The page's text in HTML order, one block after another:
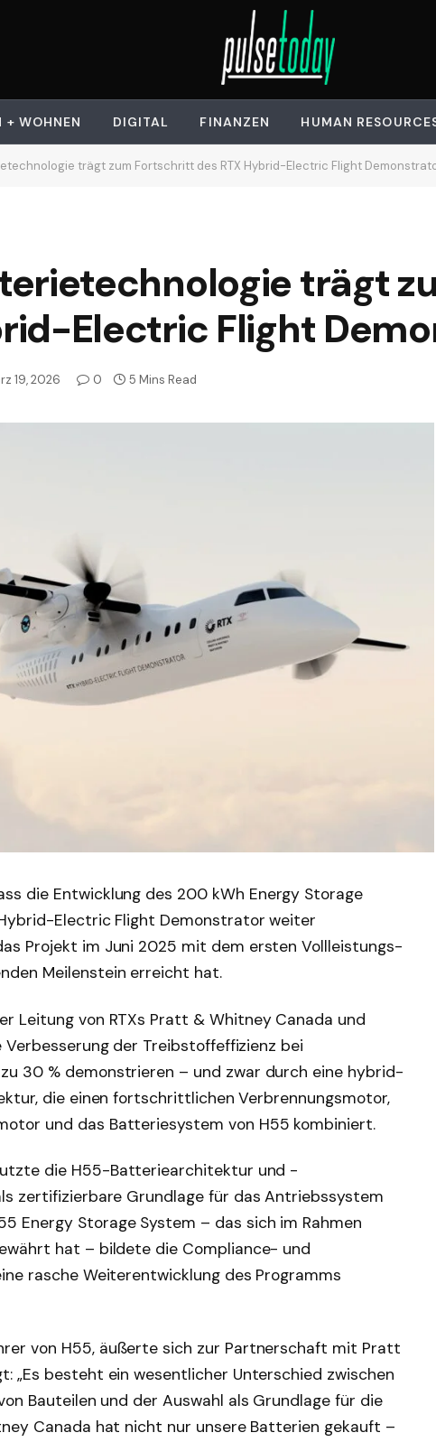
+ WOHNEN DIGITAL FINANZEN HUMAN
trägt zum Fortschritt des RTX Hybrid-Electric Flight
trägt
Electric Flight
19, 2026 0 5 Mins Read
die Entwicklung des 200 kWh Energy Storage
Electric Flight Demonstrator weiter
Projekt im Juni 2025 mit dem ersten Vollleistungs-
Meilenstein erreicht hat.
Leitung von RTXs Pratt & Whitney Canada und
Verbesserung der Treibstoffeffizienz bei
zu 30 % demonstrieren – und zwar durch eine hybrid-
die einen fortschrittlichen Verbrennungsmotor,
und das Batteriesystem von H55 kombiniert.
die H55-Batteriearchitektur und -
zertifizierbare Grundlage für das Antriebssystem
Energy Storage System – das sich im Rahmen
hat – bildete die Compliance- und
rasche Weiterentwicklung des Programms
von H55, äußerte sich zur Partnerschaft mit Pratt
„Es besteht ein wesentlicher Unterschied zwischen
Bauteilen und der Auswahl als Grundlage für die
Canada hat nicht nur unsere Batterien gekauft –